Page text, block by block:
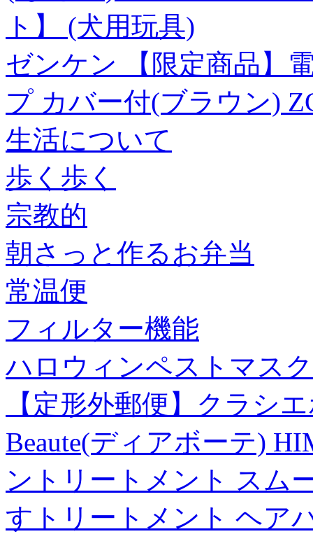
ト】 (犬用玩具)
ゼンケン 【限定商品】
プ カバー付(ブラウン)
生活について
歩く歩く
宗教的
朝さっと作るお弁当
常温便
フィルター機能
ハロウィンペストマスク
【定形外郵便】クラシ
Beaute(ディアボーテ)
ントリートメント スム
すトリートメント ヘア